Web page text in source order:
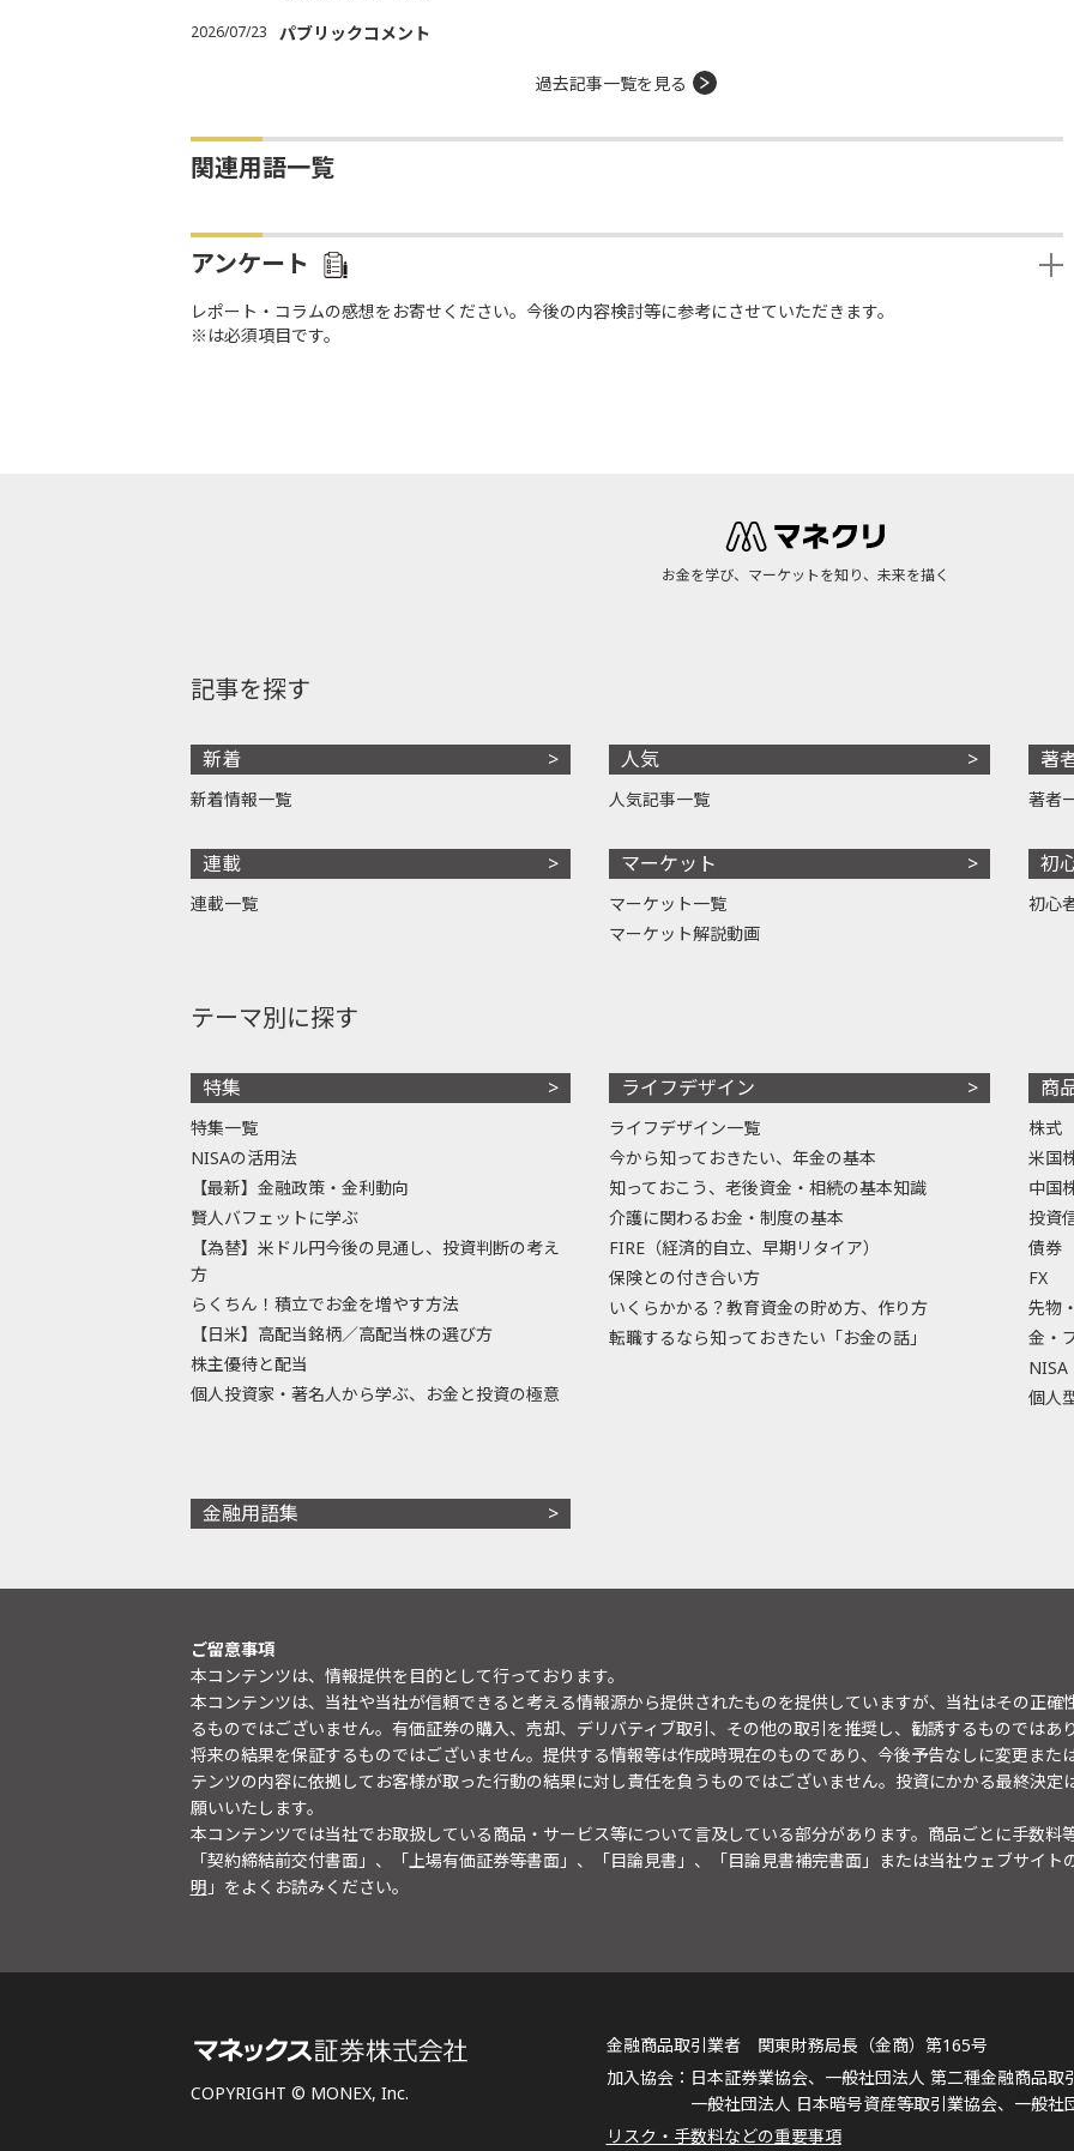
2026/07/23 パブリックコメント
過去記事一覧を見る
関連用語一覧
アンケート
レポート・コラムの感想をお寄せください。今後の内容検討等に参考にさせていただきます。
※は必須項目です。
お金を学び、マーケットを知り、未来を描く
記事を探す
新着
新着情報一覧
連載
連載一覧
人気
人気記事一覧
マーケット
マーケット一覧
マーケット解説動画
著
著者
初
初心
テーマ別に探す
特集
特集一覧
NISAの活用法
【最新】金融政策・金利動向
賢人バフェットに学ぶ
【為替】米ドル円今後の見通し、投資判断の考え
方
らくちん！積立でお金を増やす方法
【日米】高配当銘柄／高配当株の選び方
株主優待と配当
個人投資家・著名人から学ぶ、お金と投資の極意
ライフデザイン
ライフデザイン一覧
今から知っておきたい、年金の基本
知っておこう、老後資金・相続の基本知識
介護に関わるお金・制度の基本
FIRE（経済的自立、早期リタイア）
保険との付き合い方
いくらかかる？教育資金の貯め方、作り方
転職するなら知っておきたい「お金の話」
商
株式
米国
中国
投資
債券
FX
先物
金・
NISA
個人
金融用語集
ご留意事項
本コンテンツは、情報提供を目的として行っております。
本コンテンツは、当社や当社が信頼できると考える情報源から提供されたものを提供していますが、当社はその正
るものではございません。有価証券の購入、売却、デリバティブ取引、その他の取引を推奨し、勧誘するものではあ
将来の結果を保証するものではございません。提供する情報等は作成時現在のものであり、今後予告なしに変更また
テンツの内容に依拠してお客様が取った行動の結果に対し責任を負うものではございません。投資にかかる最終決
願いいたします。
本コンテンツでは当社でお取扱している商品・サービス等について言及している部分があります。商品ごとに手数料
「契約締結前交付書面」、「上場有価証券等書面」、「目論見書」、「目論見書補完書面」または当社ウェブサイト
明 」をよくお読みください。
COPYRIGHT © MONEX, Inc.
金融商品取引業者 関東財務局長（金商）第165号
日本証券業協会、一般社団法人 第二種金融商品取
一般社団法人 日本暗号資産等取引業協会、一般社
リスク・手数料などの重要事項